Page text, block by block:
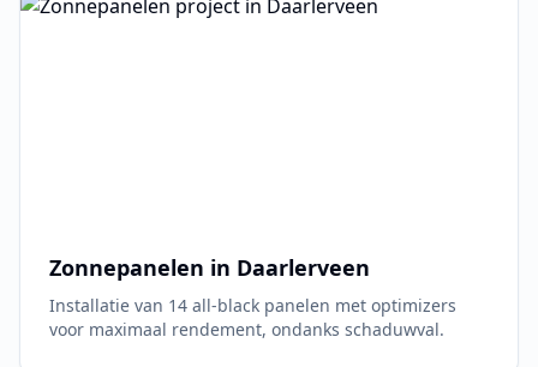
Zonnepanelen in Daarlerveen
Installatie van 14 all-black panelen met optimizers
voor maximaal rendement, ondanks schaduwval.